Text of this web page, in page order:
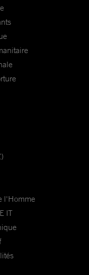
l'Homme
IT